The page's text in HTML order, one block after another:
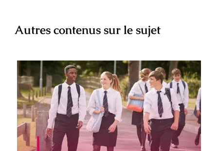
Autres contenus sur le sujet